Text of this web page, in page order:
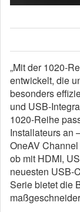
„Mit der 1020-
entwickelt, die
besonders
und USB-
1020-Reihe
Installateurs an
OneAV
ob mit HDMI,
neuesten USB-
Serie bietet die